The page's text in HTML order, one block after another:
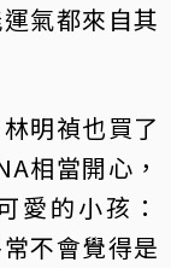
氣都來自其
明禎也買了
相當開心，
愛的小孩：
不會覺得是